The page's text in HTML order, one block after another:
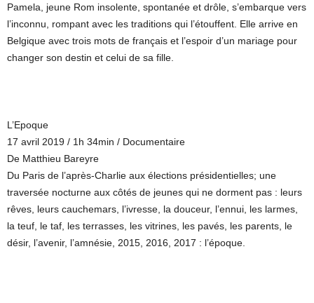
Pamela, jeune Rom insolente, spontanée et drôle, s’embarque vers
l’inconnu, rompant avec les traditions qui l’étouffent. Elle arrive en
Belgique avec trois mots de français et l’espoir d’un mariage pour
changer son destin et celui de sa fille.
L’Epoque
17 avril 2019 / 1h 34min / Documentaire
De Matthieu Bareyre
Du Paris de l’après-Charlie aux élections présidentielles; une
traversée nocturne aux côtés de jeunes qui ne dorment pas : leurs
rêves, leurs cauchemars, l’ivresse, la douceur, l’ennui, les larmes,
la teuf, le taf, les terrasses, les vitrines, les pavés, les parents, le
désir, l’avenir, l’amnésie, 2015, 2016, 2017 : l’époque.